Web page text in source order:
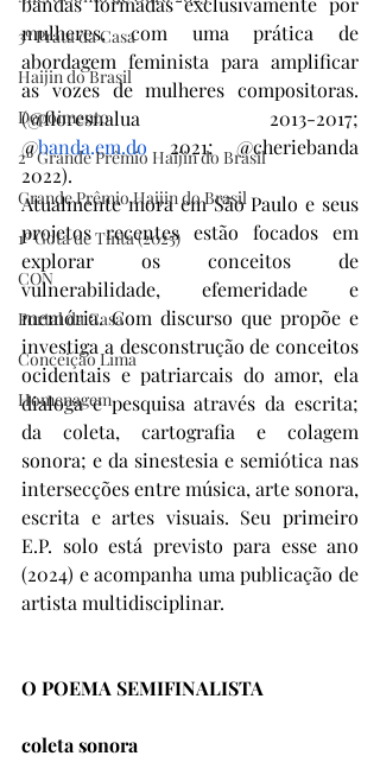
3º Prata da Casa
Haijin do Brasil
Depoimento
2º Grande Prêmio Haijin do Brasil
Grande Prêmio Haijin do Brasil
1º Gota de Tinta (2025)
CON
Portal da Casa
Conceição Lima
Homenagem
mulheres, com uma prática de
abordagem feminista para amplificar
as vozes de mulheres compositoras.
(@floresnalua 2013-2017;
@banda.em.do 2021; @cheriebanda
2022).
Atualmente mora em São Paulo e seus
projetos recentes estão focados em
explorar os conceitos de
vulnerabilidade, efemeridade e
memória. Com discurso que propõe e
investiga a desconstrução de conceitos
ocidentais e patriarcais do amor, ela
dialoga e pesquisa através da escrita;
da coleta, cartografia e colagem
sonora; e da sinestesia e semiótica nas
intersecções entre música, arte sonora,
escrita e artes visuais. Seu primeiro
E.P. solo está previsto para esse ano
(2024) e acompanha uma publicação de
artista multidisciplinar.
O POEMA SEMIFINALISTA
coleta sonora